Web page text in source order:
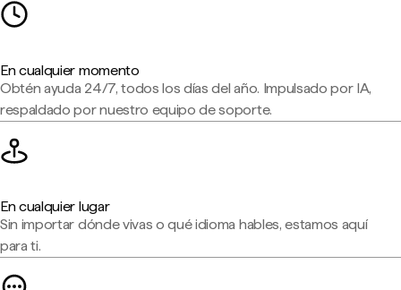
En cualquier momento
Obtén ayuda 24/7, todos los días del año. Impulsado por IA,
respaldado por nuestro equipo de soporte.
En cualquier lugar
Sin importar dónde vivas o qué idioma hables, estamos aquí
para ti.